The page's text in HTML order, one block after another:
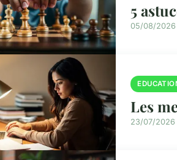
5
05/08/2026
Les
23/07/2026